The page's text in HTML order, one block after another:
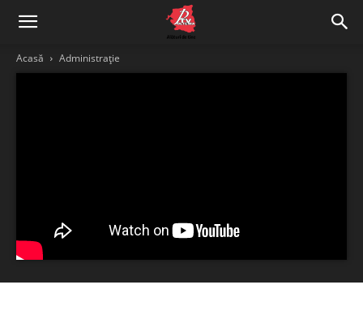
Acasă Administrație